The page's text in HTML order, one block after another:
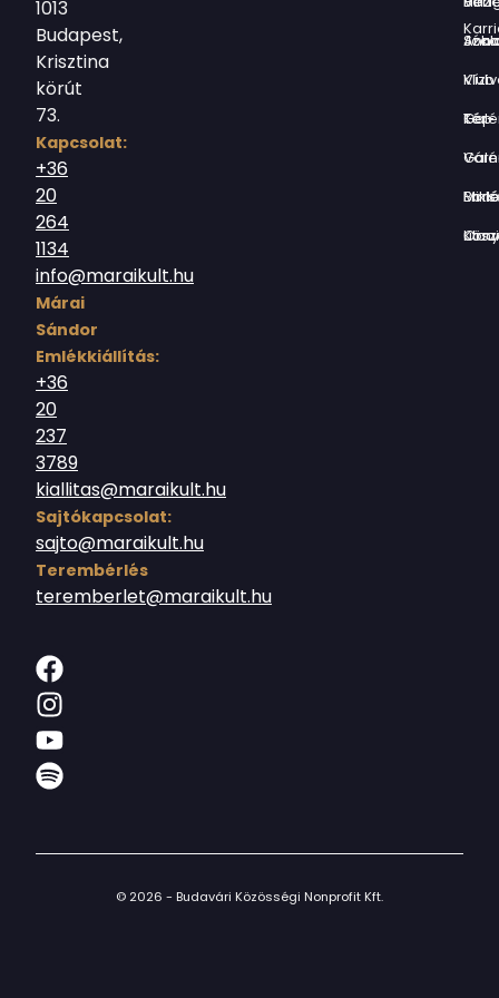
1013
Budapest,
Krisztina
körút
73.
Kapcsolat:
+36
20
264
1134
info@maraikult.hu
Márai
Sándor
Emlékkiállítás:
+36
20
237
3789
kiallitas@maraikult.hu
Sajtókapcsolat:
sajto@maraikult.hu
Terembérlés
teremberlet@maraikult.hu
Jókai Anna
Vízivárosi Klub
Tér-Kép
Várnegyed
Borsos
Országház
© 2026 - Budavári Közösségi Nonprofit Kft.